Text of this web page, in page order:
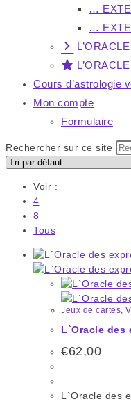
…
…
Cours d’astrologie
Mon compte
Formulaire
Rechercher sur ce site
Voir :
4
8
Tous
Jeux de cartes,
L`Oracle des
€62,00
L`Oracle des